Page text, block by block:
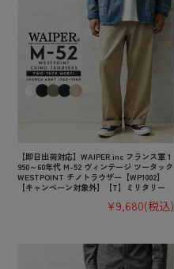
【即日出荷対応】WAIPER.inc フランス軍 1
950～60年代 M-52 ヴィンテージ ツータック
WESTPOINT チノトラウザー【WP1002】
【キャンペーン対象外】【T】ミリタリー
¥9,680(税込)